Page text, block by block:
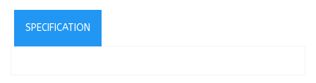
SPECIFICATION